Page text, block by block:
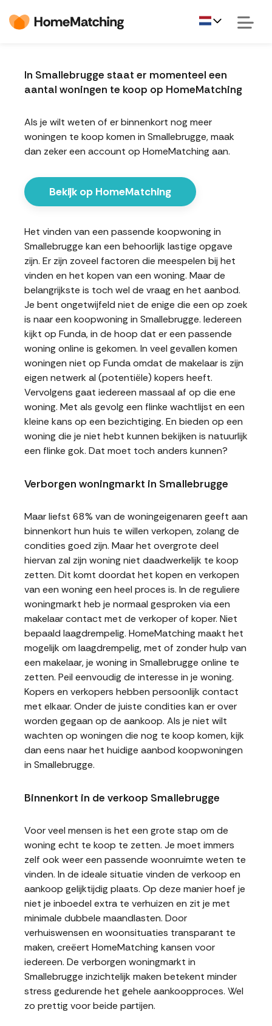
In Smallebrugge staat er momenteel een
aantal woningen te koop op HomeMatching
Als je wilt weten of er binnenkort nog meer
woningen te koop komen in Smallebrugge, maak
dan zeker een account op HomeMatching aan.
Bekijk op HomeMatching
Het vinden van een passende koopwoning in
Smallebrugge kan een behoorlijk lastige opgave
zijn. Er zijn zoveel factoren die meespelen bij het
vinden en het kopen van een woning. Maar de
belangrijkste is toch wel de vraag en het aanbod.
Je bent ongetwijfeld niet de enige die een op zoek
is naar een koopwoning in Smallebrugge. Iedereen
kijkt op Funda, in de hoop dat er een passende
woning online is gekomen. In veel gevallen komen
woningen niet op Funda omdat de makelaar is zijn
eigen netwerk al (potentiële) kopers heeft.
Vervolgens gaat iedereen massaal af op die ene
woning. Met als gevolg een flinke wachtlijst en een
kleine kans op een bezichtiging. En bieden op een
woning die je niet hebt kunnen bekijken is natuurlijk
een flinke gok. Dat moet toch anders kunnen?
Verborgen woningmarkt in Smallebrugge
Maar liefst 68% van de woningeigenaren geeft aan
binnenkort hun huis te willen verkopen, zolang de
condities goed zijn. Maar het overgrote deel
hiervan zal zijn woning niet daadwerkelijk te koop
zetten. Dit komt doordat het kopen en verkopen
van een woning een heel proces is. In de reguliere
woningmarkt heb je normaal gesproken via een
makelaar contact met de verkoper of koper. Niet
bepaald laagdrempelig. HomeMatching maakt het
mogelijk om laagdrempelig, met of zonder hulp van
een makelaar, je woning in Smallebrugge online te
zetten. Peil eenvoudig de interesse in je woning.
Kopers en verkopers hebben persoonlijk contact
met elkaar. Onder de juiste condities kan er over
worden gegaan op de aankoop. Als je niet wilt
wachten op woningen die nog te koop komen, kijk
dan eens naar het huidige aanbod koopwoningen
in Smallebrugge.
Binnenkort in de verkoop Smallebrugge
Voor veel mensen is het een grote stap om de
woning echt te koop te zetten. Je moet immers
zelf ook weer een passende woonruimte weten te
vinden. In de ideale situatie vinden de verkoop en
aankoop gelijktijdig plaats. Op deze manier hoef je
niet je inboedel extra te verhuizen en zit je met
minimale dubbele maandlasten. Door
verhuiswensen en woonsituaties transparant te
maken, creëert HomeMatching kansen voor
iedereen. De verborgen woningmarkt in
Smallebrugge inzichtelijk maken betekent minder
stress gedurende het gehele aankoopproces. Wel
zo prettig voor beide partijen.